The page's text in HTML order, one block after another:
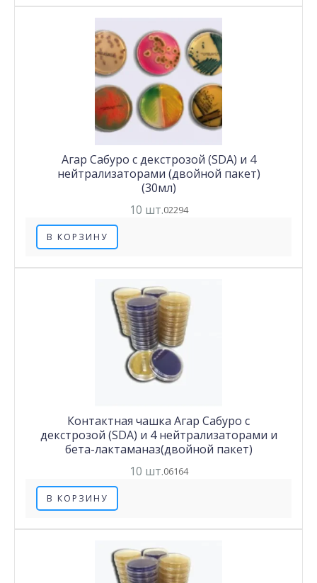
Агар Сабуро с декстрозой (SDA) и 4
нейтрализаторами (двойной пакет)
(30мл)
10 шт.02294
В КОРЗИНУ
Контактная чашка Агар Сабуро с
декстрозой (SDA) и 4 нейтрализаторами и
бета-лактаманаз(двойной пакет)
10 шт.06164
В КОРЗИНУ